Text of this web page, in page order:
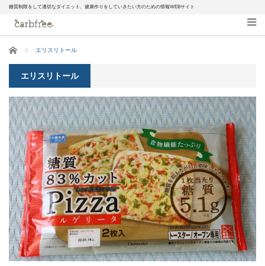
糖質制限をして適切なダイエット、健康作りをしていきたい方のための情報WEBサイト
ホーム エリスリトール
エリスリトール